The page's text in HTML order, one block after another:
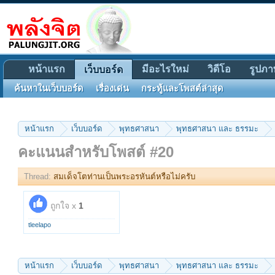
หน้าแรก เว็บบอร์ด พุทธศาสนา พุทธศาสนา และ ธรรมะ
คะแนนสำหรับโพสต์ #20
Thread: สมเด็จโตท่านเป็นพระอรหันต์หรือไม่ครับ
ถูกใจ x 1
tleelapo
หน้าแรก เว็บบอร์ด พุทธศาสนา พุทธศาสนา และ ธรรมะ
หน้าแรก เว็บบอร์ด
ค้นหาในเว็บบอร์ด เรื่องเด่น กระทู้และโพสต์ล่าสุด
มีอะไรใหม่ วิดีโอ รูปภ